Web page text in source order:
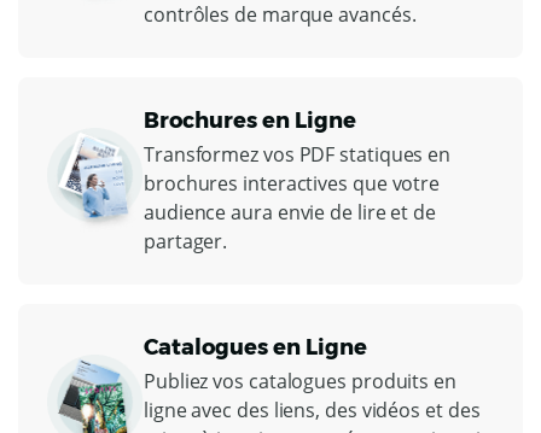
contrôles de marque avancés.
Brochures en Ligne
Transformez vos PDF statiques en
brochures interactives que votre
audience aura envie de lire et de
partager.
Catalogues en Ligne
Publiez vos catalogues produits en
ligne avec des liens, des vidéos et des